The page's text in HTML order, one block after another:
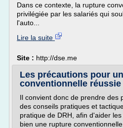
Dans ce contexte, la rupture
privilégiée par les salariés qui
l'auto...
Lire la suite
Site : http://dse.me
Les précautions pour
conventionnelle réussie
Il convient donc de prendre des
des conseils pratiques et
pratique de DRH, afin d'aider
bien une rupture conventionnelle.